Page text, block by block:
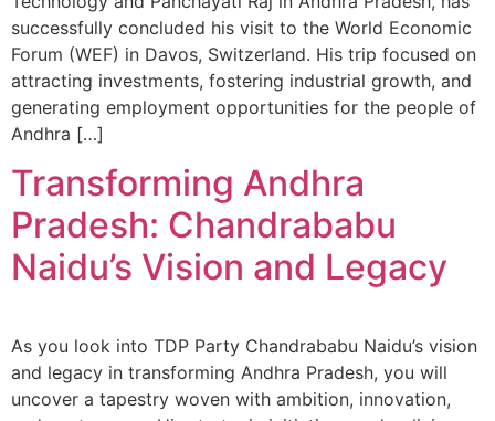
successfully concluded his visit to the World Economic
Forum (WEF) in Davos, Switzerland. His trip focused on
attracting investments, fostering industrial growth, and
generating employment opportunities for the people of
Andhra […]
Transforming Andhra
Pradesh: Chandrababu
Naidu’s Vision and Legacy
As you look into TDP Party Chandrababu Naidu’s vision
and legacy in transforming Andhra Pradesh, you will
uncover a tapestry woven with ambition, innovation,